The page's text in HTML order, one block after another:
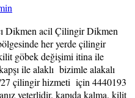
Dikmen acil Çilingir Dikmen
her yerde çilingir
göbek değişimi itina ile
ile alaklı bizimle alakalı
27 çilingir hizmeti için 4440193
yeterlidir. kapıda kalma, kilit